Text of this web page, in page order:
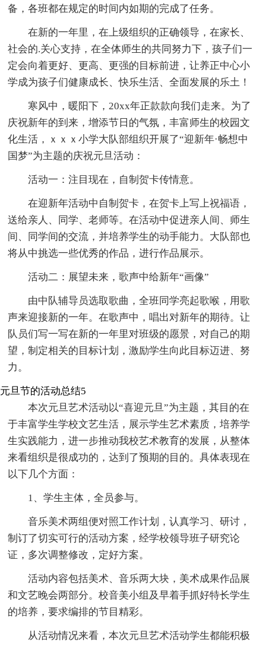
备，各班都在规定的时间内如期的完成了任务。
在新的一年里，在上级组织的正确领导，在家长、
社会的.关心支持，在全体师生的共同努力下，孩子们一
定会向着更好、更高、更强的目标前进，让养正中心小
学成为孩子们健康成长、快乐生活、全面发展的乐土！
寒风中，暖阳下，20xx年正款款向我们走来。为了
庆祝新年的到来，增添节日的气氛，丰富师生的校园文
化生活，ｘｘｘ小学大队部组织开展了“迎新年·畅想中
国梦”为主题的庆祝元旦活动：
活动一：注目现在，自制贺卡传情意。
在迎新年活动中自制贺卡，在贺卡上写上祝福语，
送给亲人、同学、老师等。在活动中促进亲人间、师生
间、同学间的交流，并培养学生的动手能力。大队部也
将从中挑选一些优秀的作品，进行作品展示。
活动二：展望未来，歌声中给新年“画像”
由中队辅导员选取歌曲，全班同学亮起歌喉，用歌
声来迎接新的一年。在歌声中，唱出对新年的期待。让
队员们写一写在新的一年里对班级的愿景，对自己的期
望，制定相关的目标计划，激励学生向此目标迈进、努
力。
元旦节的活动总结5
本次元旦艺术活动以“喜迎元旦”为主题，其目的在
于丰富学生学校文艺生活，展示学生艺术素质，培养学
生实践能力，进一步推动我校艺术教育的发展，从整体
来看组织是很成功的，达到了预期的目的。具体表现在
以下几个方面：
1、学生主体，全员参与。
音乐美术两组便对照工作计划，认真学习、研讨，
制订了切实可行的活动方案，经学校领导班子研究论
证，多次调整修改，定好方案。
活动内容包括美术、音乐两大块，美术成果作品展
和文艺晚会两部分。校音美小组及早着手抓好特长学生
的培养，要求编排的节目精彩。
从活动情况来看，本次元旦艺术活动学生都能积极